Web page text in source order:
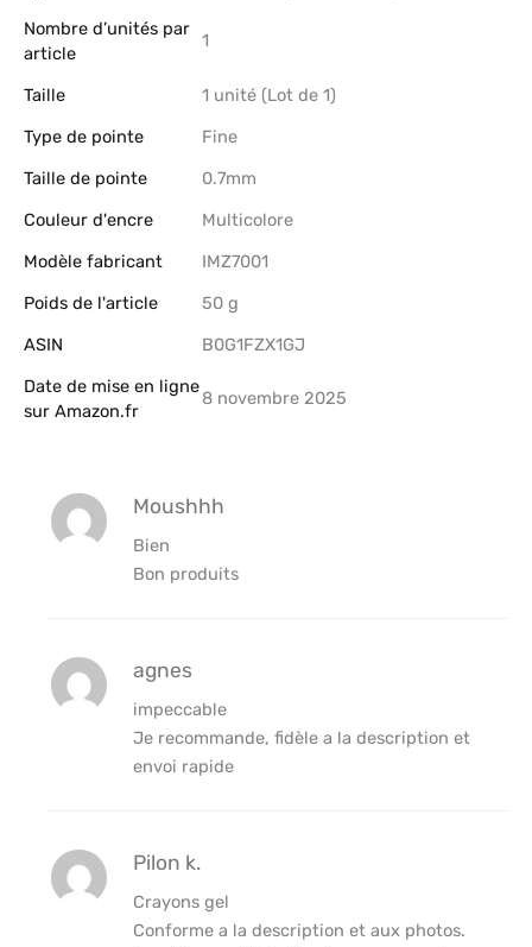
Nombre d’unités par
article
‎1
Taille
‎1 unité (Lot de 1)
Type de pointe
‎Fine
Taille de pointe
‎0.7mm
Couleur d'encre
‎Multicolore
Modèle fabricant
‎IMZ7001
Poids de l'article
‎50 g
ASIN
B0G1FZX1GJ
Date de mise en ligne
sur Amazon.fr
8 novembre 2025
Moushhh
Bien
Bon produits
agnes
impeccable
Je recommande, fidèle a la description et
envoi rapide
Pilon k.
Crayons gel
Conforme a la description et aux photos.